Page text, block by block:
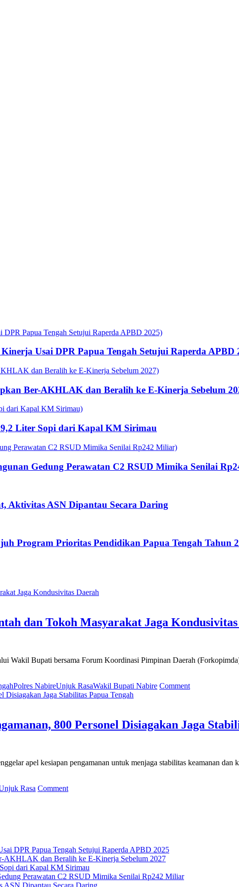
Usai DPR Papua Tengah Setujui Raperda APBD
Ber-AKHLAK dan Beralih ke E-Kinerja Sebelum
Liter Sopi dari Kapal KM Sirimau
Gedung Perawatan C2 RSUD Mimika Senilai
Aktivitas ASN Dipantau Secara Daring
Program Prioritas Pendidikan Papua Tengah Tahun
dan Tokoh Masyarakat Jaga
Wakil Bupati bersama Forum Koordinasi Pimpinan Daerah
Polres NabireUnjuk RasaWakil Bupati Nabire Commenton
Nabire:
Pemerintah
Jaga
800 Personel Disiagakan Jaga
apel kesiapan pengamanan untuk menjaga stabilitas keamanan
Rasa Commenton
800
Personel
Disiagakan
Jaga
DPR Papua Tengah Setujui Raperda APBD 2025
AKHLAK dan Beralih ke E-Kinerja Sebelum 2027
dari Kapal KM Sirimau
Perawatan C2 RSUD Mimika Senilai Rp242 Miliar
ASN Dipantau Secara Daring